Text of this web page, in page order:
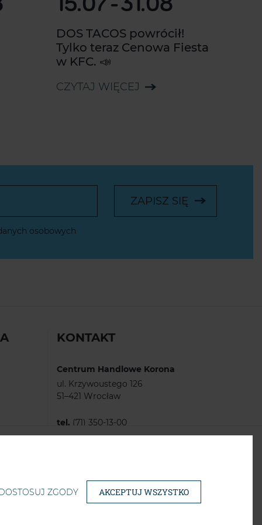
DOS TACOS powrócił!
Tylko teraz Cenowa Fiesta
w KFC. 📣
CZYTAJ WIĘCEJ
ZAPISZ SIĘ
osobowych
KONTAKT
Centrum Handlowe Korona
ul. Krzywoustego 126
51–421 Wrocław
tel. (71) 350-13-00
e-mail: korona@scfinance.pl
ZGODY AKCEPTUJ WSZYSTKO